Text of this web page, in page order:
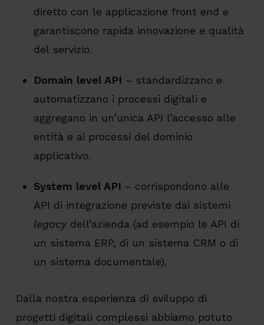
diretto con le applicazione front end e
garantiscono rapida innovazione e qualità
del servizio.
Domain level API – standardizzano e
automatizzano i processi digitali e
aggregano in un’unica API l’accesso alle
entità e ai processi del dominio
applicativo.
System level API – corrispondono alle
API di integrazione previste dai sistemi
legacydell’azienda (ad esempio le API di
un sistema ERP, di un sistema CRM o di
un sistema documentale).
Dalla nostra esperienza di sviluppo di
progetti digitali complessi abbiamo potuto